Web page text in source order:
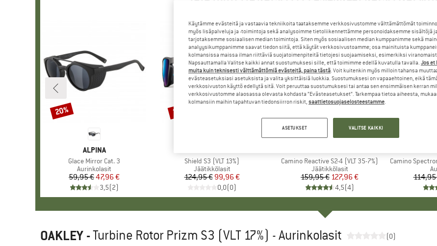
MERKKI
ALPINA
Tuote
Glace Mirror Cat. 3
Tuoteryhmä
Aurinkolasit
Hinta
59,95 €Alennettu hinta
47,96 €
3,5(2)
Alennus
20%
Tuote
Shield S3 (VLT 13%)
Tuoteryhmä
Jäätikkölasit
Hinta
124,95 €Alennettu hinta
99,96 €
0,0(0)
Alennus
20%
Tuote
Camino Reactive S2-4 (VLT 35-7%)
Tuoteryhmä
Jäätikkölasit
Hinta
159,95 €Alennettu hinta
127,96 €
4,5(4)
Tuote
Camino
OAKLEY -Turbine Rotor Prizm S3 (VLT 17%) - Aurinkolasit (0)
Käytämme evästeitä ja vastaavia tekniikoita taataksemme verkkosivustomme välttämättömät
myös lisäpalveluja ja -toimintoja sekä analysoimme tietoliikennettämme personoidaksemme sisältöjä
tarjotaksemme sosiaalisen median toimintoja. Siten myös sosiaalisen median kumppanimme sekä
analyysikumppanimme saavat tiedon siitä, että käytät verkkosivustoamme; osa mainituista
kolmansissa maissa ilman riittäviä suojatoimenpiteitä tietojesi suojaamiseksi, esimerkiksi
Napsauttamalla Valitse kaikki annat suostumuksesi sille, että toimimme edellä kuvatulla tavalla. Jos et
muita kuin teknisesti välttämättömiä evästeitä, paina tästä. Voit kuitenkin myös milloin tahansa
evästeasetuksiasi asetuksista ja valita yksittäisiä luokkia. Suostumuksesi on vapaaehtoinen, eikä
verkkosivuston käyttö edellytä sitä. Voit peruuttaa suostumuksesi tai antaa sen ensimmäisen kerran
verkkosivustomme alaosassa olevasta kohdasta ”Evästeasetukset”. Tarkempaa tietoa aiheesta,
kolmansiin maihin tapahtuvan tiedonsiirron riskit, saattietosuojaselosteestamme.
ASETUKSET VALITSE KAIKKI